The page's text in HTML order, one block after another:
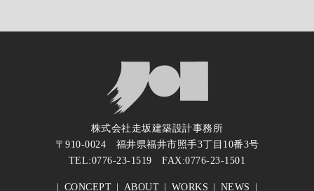
株式会社走坂建築設計事務所
〒910-0024 福井県福井市照手3丁目10番3号
TEL:0776-23-1519 FAX:0776-23-1501
CONCEPT ABOUT WORKS NEWS